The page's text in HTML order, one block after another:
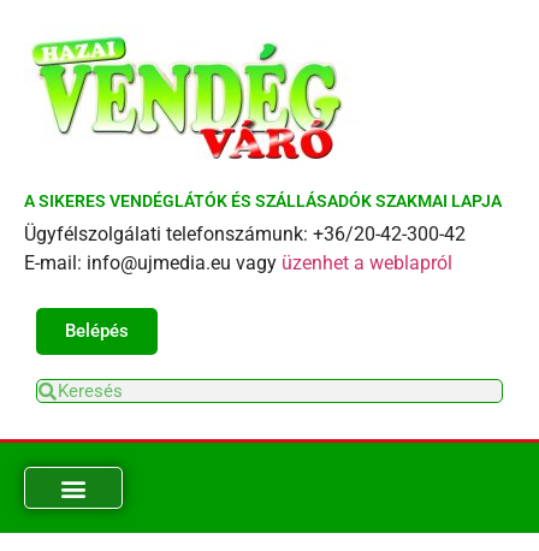
A SIKERES VENDÉGLÁTÓK ÉS SZÁLLÁSADÓK SZAKMAI LAPJA
Ügyfélszolgálati telefonszámunk: +36/20-42-300-42
E-mail: info@ujmedia.eu vagy üzenhet a weblapról
Belépés